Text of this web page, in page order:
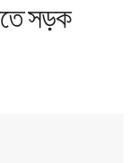
সড়ক